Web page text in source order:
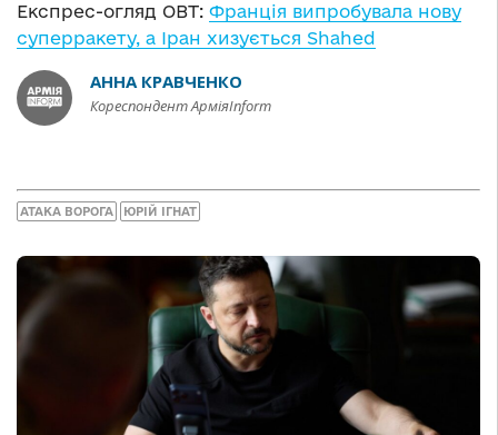
Експрес-огляд ОВТ: Франція випробувала нову
суперракету, а Іран хизується Shahed
АННА КРАВЧЕНКО
Кореспондент АрміяInform
АТАКА ВОРОГА ЮРІЙ ІГНАТ